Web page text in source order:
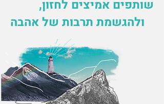
שותפים אמיצים לחזון,
ולהגשמת תרבות של אהבה